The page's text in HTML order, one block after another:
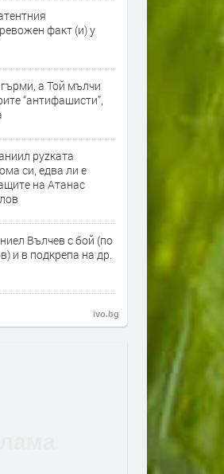
факт (и) у
а Той мълчи
“антифашисти”,
руzката
си, едва ли е
на Атанас
Вълчев с бой (по
и в подкрепа на др.
ivo.bg